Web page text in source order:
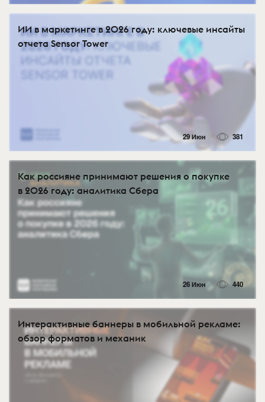
ИИ в маркетинге в 2026 году: ключевые инсайты
отчета Sensor Tower
29 Июн 381
Как россияне принимают решения о покупке
в 2026 году: аналитика Сбера
26 Июн 440
Интерактивные баннеры в мобильной рекламе:
обзор форматов и механик